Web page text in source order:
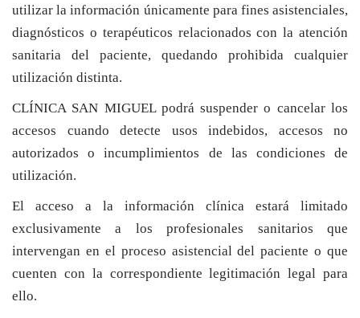
utilizar la información únicamente para fines asistenciales,
diagnósticos o terapéuticos relacionados con la atención
sanitaria del paciente, quedando prohibida cualquier
utilización distinta.
CLÍNICA SAN MIGUEL podrá suspender o cancelar los
accesos cuando detecte usos indebidos, accesos no
autorizados o incumplimientos de las condiciones de
utilización.
El acceso a la información clínica estará limitado
exclusivamente a los profesionales sanitarios que
intervengan en el proceso asistencial del paciente o que
cuenten con la correspondiente legitimación legal para
ello.